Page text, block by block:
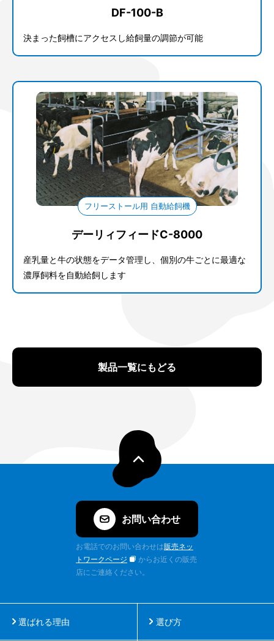
DF-100-B
決まった飼槽にアクセスし給飼量の調節が可能
フリーストール用 自動給飼機
デーリィフィードC-8000
産乳量と牛の状態をデータ管理し、個別の牛ごとに最適な
濃厚飼料を自動給飼します
製品一覧にもどる
お問い合わせ
お電話でのお問い合わせは販売ネッ
トワークページ
からお近くの販売
店にご連絡ください。
選ばれる理由 選び方